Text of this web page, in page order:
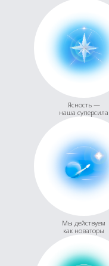
Ясность —
наша суперсила
Мы действуем
как новаторы